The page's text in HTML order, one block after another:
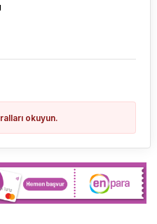
okuyun.